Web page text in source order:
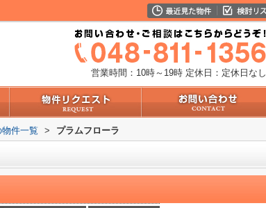
営業時間：10時～19時 定休日：定休日なし
件一覧 > プラムフローラ